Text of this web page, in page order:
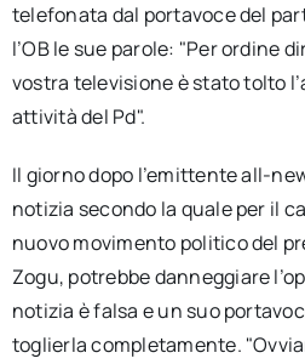
telefonata dal portavoce del
l’OB le sue parole: "Per ordine
vostra televisione è stato tolto
attività del Pd".
Il giorno dopo l’emittente all-
notizia secondo la quale per il
nuovo movimento politico del
Zogu, potrebbe danneggiare
notizia è falsa e un suo
toglierla completamente.